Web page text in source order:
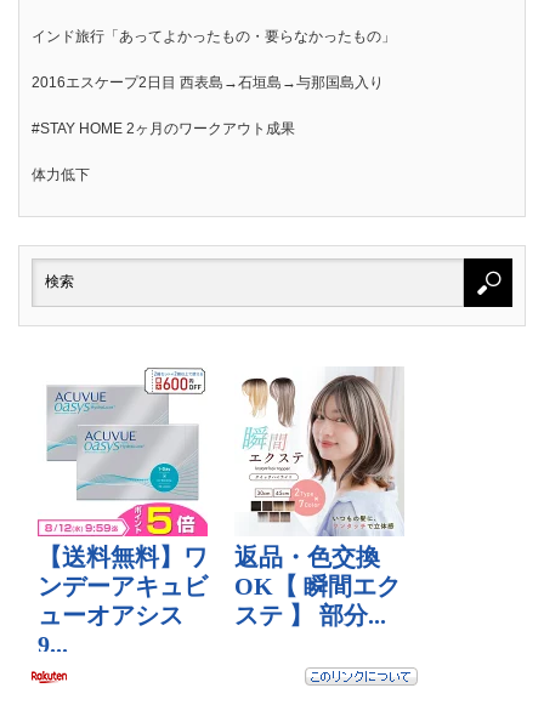
インド旅行「あってよかったもの・要らなかったもの」
2016エスケープ2日目 西表島→石垣島→与那国島入り
#STAY HOME 2ヶ月のワークアウト成果
体力低下